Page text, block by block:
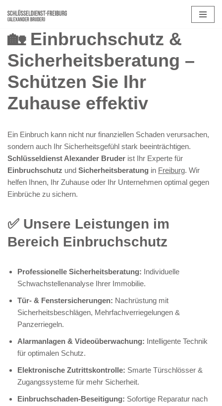
Inhalt
🏡 Einbruchschutz &
Sicherheitsberatung –
Schützen Sie Ihr
Zuhause effektiv
Ein Einbruch kann nicht nur finanziellen Schaden verursachen,
sondern auch Ihr Sicherheitsgefühl stark beeinträchtigen.
Schlüsseldienst Alexander Bruder ist Ihr Experte für
Einbruchschutz und Sicherheitsberatung in Freiburg. Wir
helfen Ihnen, Ihr Zuhause oder Ihr Unternehmen optimal gegen
Einbrüche zu sichern.
✅ Unsere Leistungen im
Bereich Einbruchschutz
Professionelle Sicherheitsberatung: Individuelle
Schwachstellenanalyse Ihrer Immobilie.
Tür- & Fenstersicherungen: Nachrüstung mit
Sicherheitsbeschlägen, Mehrfachverriegelungen &
Panzerriegeln.
Alarmanlagen & Videoüberwachung: Intelligente Technik
für optimalen Schutz.
Elektronische Zutrittskontrolle: Smarte Türschlösser &
Zugangssysteme für mehr Sicherheit.
Einbruchschaden-Beseitigung: Sofortige Reparatur nach